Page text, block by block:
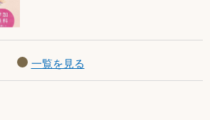
一覧を見る